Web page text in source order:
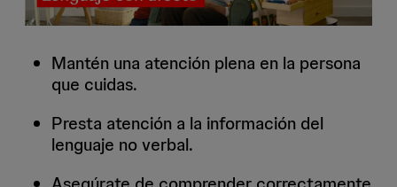
Mantén una atención plena en la persona
que cuidas.
Presta atención a la información del
lenguaje no verbal.